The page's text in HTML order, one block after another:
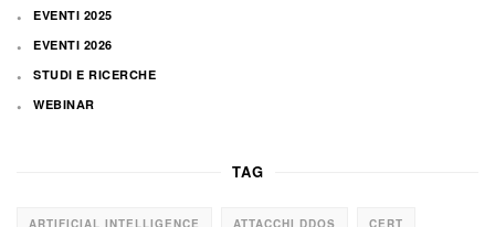
EVENTI 2025
EVENTI 2026
STUDI E RICERCHE
WEBINAR
TAG